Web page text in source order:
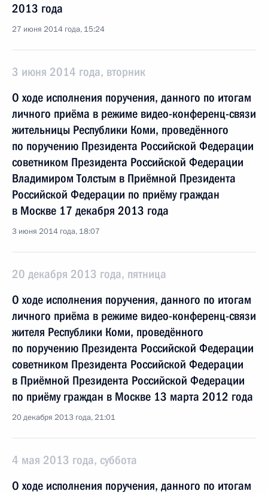
2013 года
27 июня 2014 года, 15:24
3 июня 2014 года, вторник
О ходе исполнения поручения, данного по итогам
личного приёма в режиме видео-конференц-связи
жительницы Республики Коми, проведённого
по поручению Президента Российской Федерации
советником Президента Российской Федерации
Владимиром Толстым в Приёмной Президента
Российской Федерации по приёму граждан
в Москве 17 декабря 2013 года
3 июня 2014 года, 18:07
20 декабря 2013 года, пятница
О ходе исполнения поручения, данного по итогам
личного приёма в режиме видео-конференц-связи
жителя Республики Коми, проведённого
по поручению Президента Российской Федерации
советником Президента Российской Федерации
в Приёмной Президента Российской Федерации
по приёму граждан в Москве 13 марта 2012 года
20 декабря 2013 года, 21:01
4 мая 2013 года, суббота
О ходе исполнения поручения, данного по итогам